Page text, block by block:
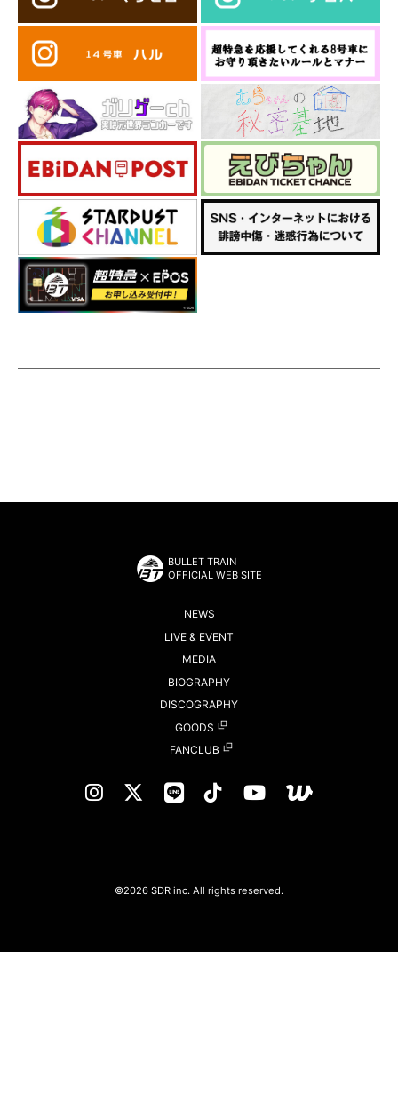
BULLET TRAIN
OFFICIAL WEB SITE
NEWS
LIVE & EVENT
MEDIA
BIOGRAPHY
DISCOGRAPHY
GOODS
FANCLUB
©2026 SDR inc. All rights reserved.